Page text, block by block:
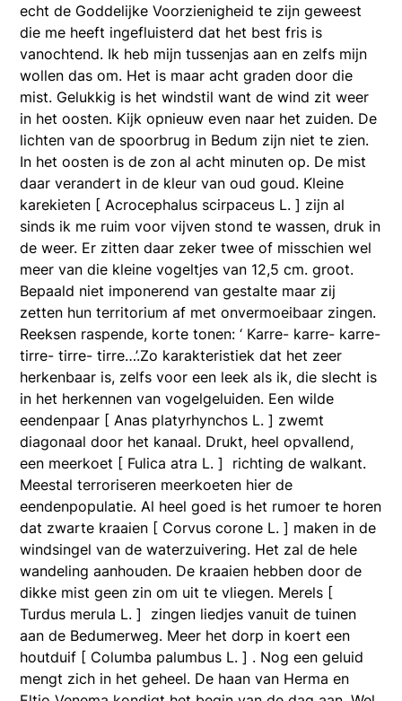
echt de Goddelijke Voorzienigheid te zijn geweest
die me heeft ingefluisterd dat het best fris is
vanochtend. Ik heb mijn tussenjas aan en zelfs mijn
wollen das om. Het is maar acht graden door die
mist. Gelukkig is het windstil want de wind zit weer
in het oosten. Kijk opnieuw even naar het zuiden. De
lichten van de spoorbrug in Bedum zijn niet te zien.
In het oosten is de zon al acht minuten op. De mist
daar verandert in de kleur van oud goud. Kleine
karekieten [ Acrocephalus scirpaceus L. ] zijn al
sinds ik me ruim voor vijven stond te wassen, druk in
de weer. Er zitten daar zeker twee of misschien wel
meer van die kleine vogeltjes van 12,5 cm. groot.
Bepaald niet imponerend van gestalte maar zij
zetten hun territorium af met onvermoeibaar zingen.
Reeksen raspende, korte tonen: ‘ Karre- karre- karre-
tirre- tirre- tirre…’.Zo karakteristiek dat het zeer
herkenbaar is, zelfs voor een leek als ik, die slecht is
in het herkennen van vogelgeluiden. Een wilde
eendenpaar [ Anas platyrhynchos L. ] zwemt
diagonaal door het kanaal. Drukt, heel opvallend,
een meerkoet [ Fulica atra L. ] richting de walkant.
Meestal terroriseren meerkoeten hier de
eendenpopulatie. Al heel goed is het rumoer te horen
dat zwarte kraaien [ Corvus corone L. ] maken in de
windsingel van de waterzuivering. Het zal de hele
wandeling aanhouden. De kraaien hebben door de
dikke mist geen zin om uit te vliegen. Merels [
Turdus merula L. ] zingen liedjes vanuit de tuinen
aan de Bedumerweg. Meer het dorp in koert een
houtduif [ Columba palumbus L. ] . Nog een geluid
mengt zich in het geheel. De haan van Herma en